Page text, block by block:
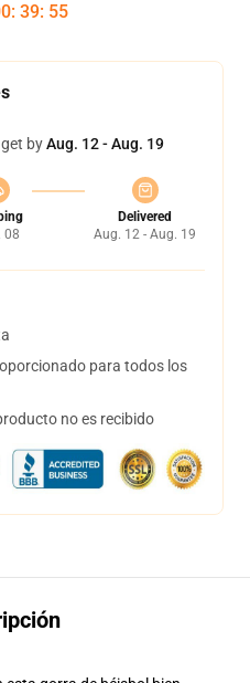
: 39: 54
byAug. 12 - Aug. 19
08
Delivered
Aug. 12 - Aug. 19
para todos los
no es recibido